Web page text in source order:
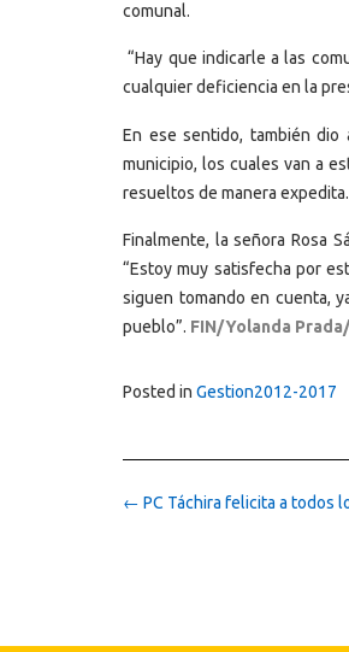
comunal.
“Hay que indicarle a las
cualquier deficiencia en la
En ese sentido, también
municipio, los cuales van a
resueltos de manera expedita.
Finalmente, la señora Rosa
“Estoy muy satisfecha por
siguen tomando en cuenta,
pueblo”. FIN/Yolanda
Posted in Gestion2012-2017
Post
← PC Táchira felicita a todos